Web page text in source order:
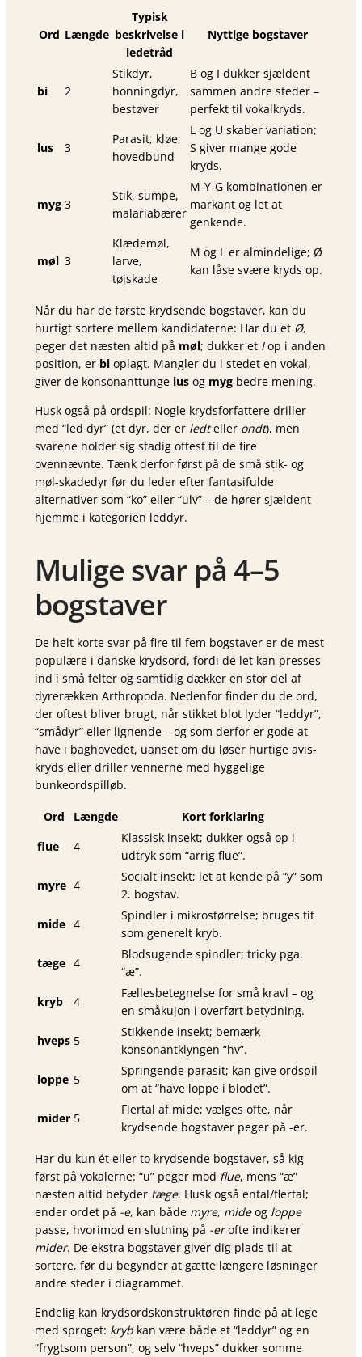
Ord Længde
Typisk
beskrivelse i
ledetråd
Nyttige bogstaver
bi 2
Stikdyr,
honningdyr,
bestøver
B og I dukker sjældent
sammen andre steder –
perfekt til vokalkryds.
lus 3
Parasit, kløe,
hovedbund
L og U skaber variation;
S giver mange gode
kryds.
myg 3
Stik, sumpe,
malariabærer
M-Y-G kombinationen er
markant og let at
genkende.
møl 3
Klædemøl,
larve,
tøjskade
M og L er almindelige; Ø
kan låse svære kryds op.
Når du har de første krydsende bogstaver, kan du
hurtigt sortere mellem kandidaterne: Har du et Ø,
peger det næsten altid på møl; dukker et Iop i anden
position, er bi oplagt. Mangler du i stedet en vokal,
giver de konsonanttunge lus og myg bedre mening.
Husk også på ordspil: Nogle krydsforfattere driller
med “led dyr” (et dyr, der er ledteller ondt), men
svarene holder sig stadig oftest til de fire
ovennævnte. Tænk derfor først på de små stik- og
møl-skadedyr før du leder efter fantasifulde
alternativer som “ko” eller “ulv” – de hører sjældent
hjemme i kategorien leddyr.
Mulige svar på 4–5
bogstaver
De helt korte svar på fire til fem bogstaver er de mest
populære i danske krydsord, fordi de let kan presses
ind i små felter og samtidig dækker en stor del af
dyrerækken Arthropoda. Nedenfor finder du de ord,
der oftest bliver brugt, når stikket blot lyder “leddyr”,
“smådyr” eller lignende – og som derfor er gode at
have i baghovedet, uanset om du løser hurtige avis­
kryds eller driller vennerne med hyggelige
bunkeordspilløb.
Ord Længde
Kort forklaring
flue
4
Klassisk insekt; dukker også op i
udtryk som “arrig flue”.
myre 4
Socialt insekt; let at kende på “y” som
2. bogstav.
mide 4
Spindler i mikrostørrelse; bruges tit
som generelt kryb.
tæge 4
Blodsugende spindler; tricky pga.
“æ”.
kryb
4
Fællesbetegnelse for små kravl – og
en småkujon i overført betydning.
hveps 5
Stikkende insekt; bemærk
konsonantklyngen “hv”.
loppe 5
Springende parasit; kan give ordspil
om at “have loppe i blodet”.
mider 5
Flertal af mide; vælges ofte, når
krydsende bogstaver peger på -er.
Har du kun ét eller to krydsende bogstaver, så kig
først på vokalerne: “u” peger mod flue, mens “æ”
næsten altid betyder tæge. Husk også ental/flertal;
ender ordet på -e, kan både myre, mideog loppe
passe, hvorimod en slutning på -erofte indikerer
mider. De ekstra bogstaver giver dig plads til at
sortere, før du begynder at gætte længere løsninger
andre steder i diagrammet.
Endelig kan krydsordskonstruktøren finde på at lege
med sproget: kryb kan være både et “leddyr” og en
“frygtsom person”, og selv “hveps” dukker somme